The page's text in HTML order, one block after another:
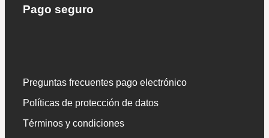
Pago seguro
Preguntas frecuentes pago electrónico
Políticas de protección de datos
Términos y condiciones